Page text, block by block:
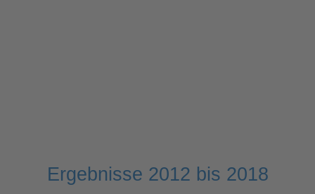
Ergebnisse 2012 bis 2018